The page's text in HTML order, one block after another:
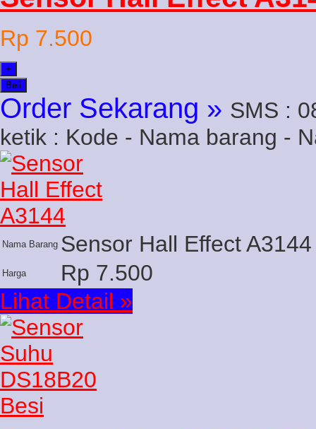
Rp 7.500
+
Beli
Order Sekarang » SMS :
ketik : Kode - Nama barang -
Nama Barang Sensor Hall Effect A3144
Harga
Rp 7.500
Lihat Detail »